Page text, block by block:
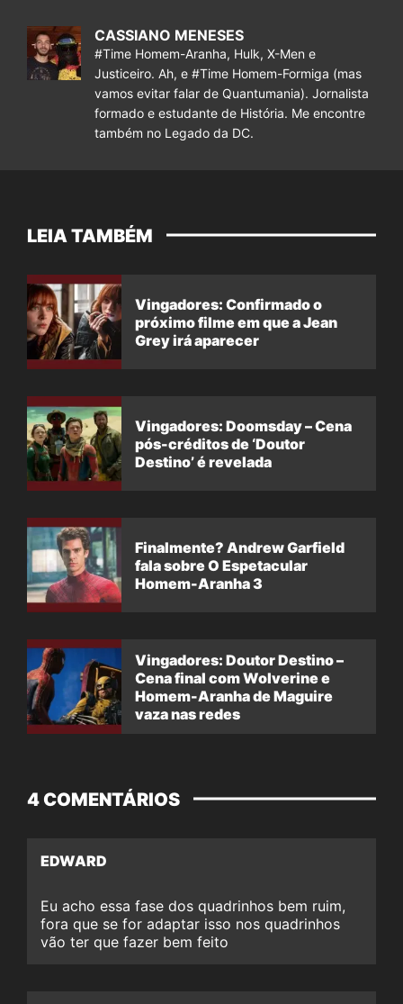
CASSIANO MENESES
#Time Homem-Aranha, Hulk, X-Men e
Justiceiro. Ah, e #Time Homem-Formiga (mas
vamos evitar falar de Quantumania). Jornalista
formado e estudante de História. Me encontre
também no Legado da DC.
LEIA TAMBÉM
Vingadores: Confirmado o
próximo filme em que a Jean
Grey irá aparecer
Vingadores: Doomsday – Cena
pós-créditos de ‘Doutor
Destino’ é revelada
Finalmente? Andrew Garfield
fala sobre O Espetacular
Homem-Aranha 3
Vingadores: Doutor Destino –
Cena final com Wolverine e
Homem-Aranha de Maguire
vaza nas redes
4 COMENTÁRIOS
EDWARD
Eu acho essa fase dos quadrinhos bem ruim,
fora que se for adaptar isso nos quadrinhos
vão ter que fazer bem feito